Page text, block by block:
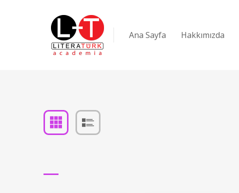
Ana Sayfa Hakkımızda